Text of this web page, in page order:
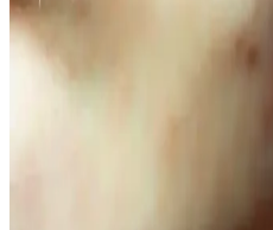
Doğal ağız bakım macunları,
diş ve diş eti sağlığını koruyan
Seçenekleri ve Kullanım